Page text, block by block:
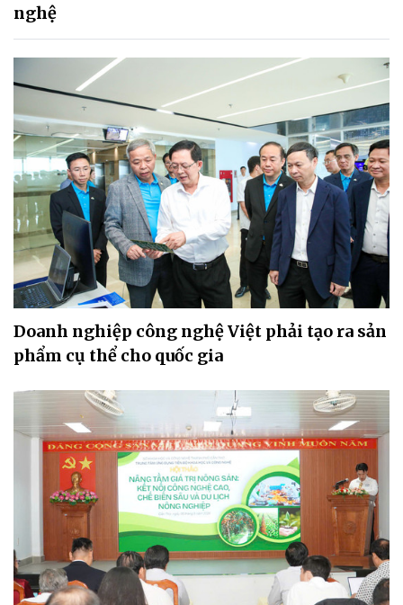
nghệ
Doanh nghiệp công nghệ Việt phải tạo ra sản
phẩm cụ thể cho quốc gia